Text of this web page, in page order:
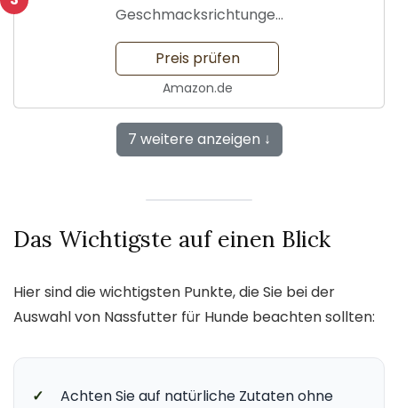
Geschmacksrichtungen
für Hunde
Preis prüfen
Amazon.de
7 weitere anzeigen ↓
Das Wichtigste auf einen Blick
Hier sind die wichtigsten Punkte, die Sie bei der
Auswahl von Nassfutter für Hunde beachten sollten:
✓
Achten Sie auf natürliche Zutaten ohne